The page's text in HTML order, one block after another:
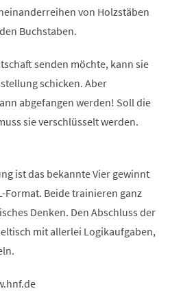
von Holzstäben
Buchstaben.
senden möchte, kann sie
schicken. Aber
abgefangen werden! Soll die
sie verschlüsselt werden.
ist das bekannte Vier gewinnt
Format. Beide trainieren ganz
Denken. Den Abschluss der
mit allerlei Logikaufgaben,